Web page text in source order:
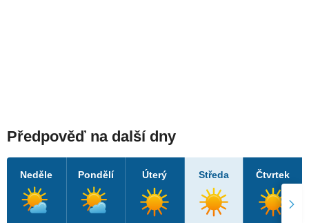
Předpověď na další dny
Neděle Pondělí Úterý Středa Čtvrtek